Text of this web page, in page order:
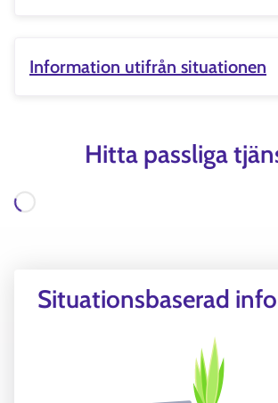
Information utifrån situationen
Hitta passliga
Laddar
Situationsbaserad